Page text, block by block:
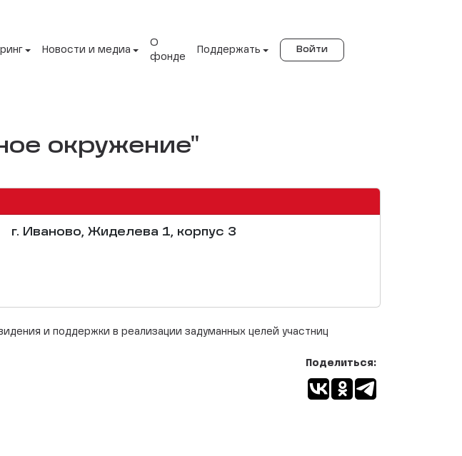
Новости и медиа
О
фонде
Поддержать Войти
окружение"
г. Иваново, Жиделева 1, корпус 3
и поддержки в реализации задуманных целей участниц
Поделиться: